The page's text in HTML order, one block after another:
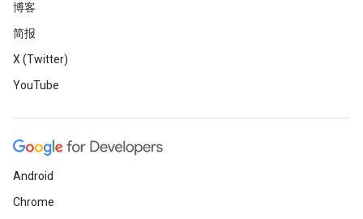
博客
简报
X (Twitter)
YouTube
Android
Chrome